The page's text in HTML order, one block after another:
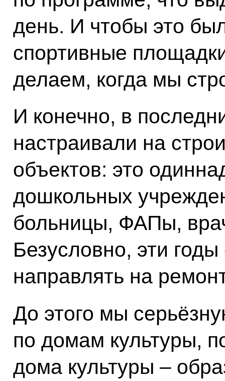
день. И чтобы это
спортивные
делаем, когда мы
И конечно, в
настраивали на
объектов: это
дошкольных
больницы, ФАПы,
Безусловно, эти
направлять на
До этого мы
по домам культуры,
дома культуры –